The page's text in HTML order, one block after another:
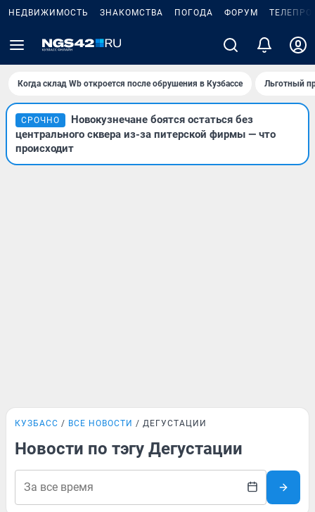
НЕДВИЖИМОСТЬ ЗНАКОМСТВА ПОГОДА ФОРУМ
Когда склад Wb откроется после обрушения в Кузбассе Льготный
СРОЧНО
Новокузнечане боятся остаться без
центрального сквера из-за питерской фирмы — что
происходит
КУЗБАСС ВСЕ НОВОСТИ ДЕГУСТАЦИИ
Новости по тэгу Дегустации